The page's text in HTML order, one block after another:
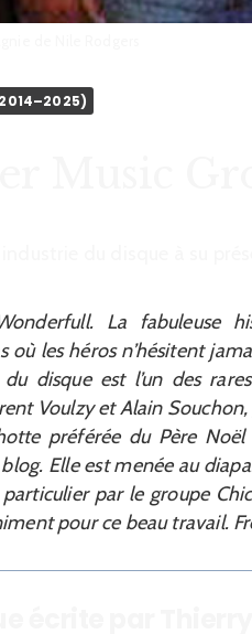
La fabuleuse
où les héros n’hésitent
du disque est l’un des
Voulzy et Alain
préférée du Père Noël
blog. Elle est menée au
par le groupe
pour ce beau travail.